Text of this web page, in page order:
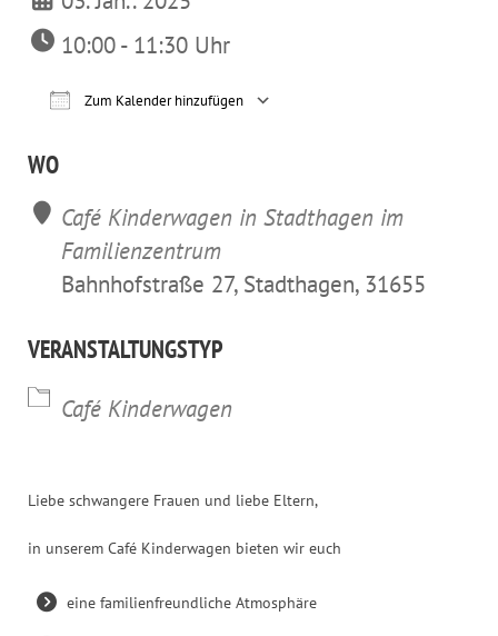
10:00 - 11:30 Uhr
Zum Kalender hinzufügen
WO
Café Kinderwagen in Stadthagen im
Familienzentrum
Bahnhofstraße 27, Stadthagen, 31655
VERANSTALTUNGSTYP
Café Kinderwagen
Liebe schwangere Frauen und liebe Eltern,
in unserem Café Kinderwagen bieten wir euch
eine familienfreundliche Atmosphäre